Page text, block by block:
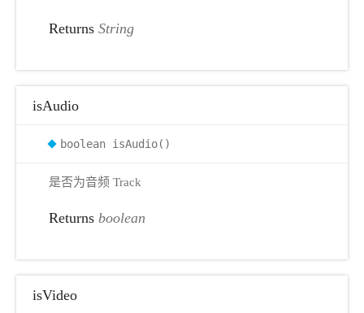
Returns String
isAudio
boolean isAudio()
是否为音频 Track
Returns boolean
isVideo